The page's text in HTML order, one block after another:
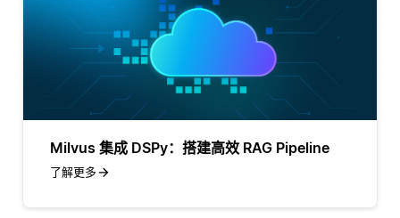
Milvus 集成 DSPy：搭建高效 RAG Pipeline
了解更多